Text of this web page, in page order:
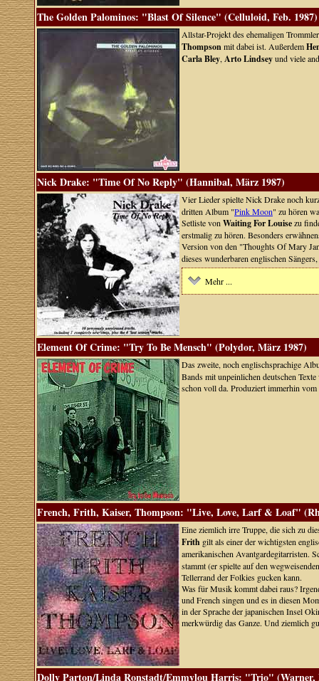
The Golden Palominos: "Blast Of Silence" (Celluloid, Feb. 1987)
Allstar-Projekt des ehemaligen
Thompsonmit dabei ist. Außerdem
Carla Bley, Arto Lindseyund viele
Nick Drake: "Time Of No Reply" (Hannibal, März 1987)
Vier Lieder spielte Nick Drake noch
dritten Album "Pink Moon" zu hören
Setliste von Waiting For Louisezu
erstmalig zu hören. Besonders
Version von den "Thoughts Of Mary
dieses wunderbaren englischen
Mehr ...
Element Of Crime: "Try To Be Mensch" (Polydor, März 1987)
Das zweite, noch englischsprachige
Bands mit unpeinlichen deutschen
schon voll da. Produziert immerhin
French, Frith, Kaiser, Thompson: "Live, Love, Larf & Loaf"
Eine ziemlich irre Truppe, die sich zu
Frith gilt als einer der wichtigsten
amerikanischen Avantgardegitarristen.
stammt (er spielte auf den
Tellerrand der Folkies gucken kann.
Was für Musik kommt dabei raus?
und French singen und es in diesen
in der Sprache der japanischen Insel
merkwürdig das Ganze. Und ziemlich
Dolly Parton/Linda Ronstadt/Emmylou Harris: "Trio" (Warner,